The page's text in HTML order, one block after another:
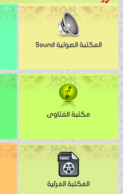
المكتبة الصوتية Sound
مكتبة الفتاوى
المكتبة المرئية